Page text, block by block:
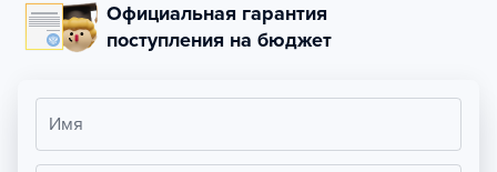
Официальная гарантия
поступления на бюджет
Имя